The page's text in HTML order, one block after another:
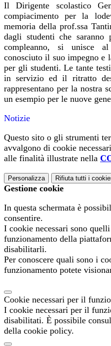
Il Dirigente scolastico
compiacimento per la
memoria della prof.ssa
dagli studenti che
compleanno, si unisce
conosciuto il suo impegno e
per gli studenti. Le tante
in servizio ed il ritratto
rappresentano per la nostra
un esempio per le nuove
Notizie
Questo sito o gli strumenti
avvalgono di cookie
alle finalità illustrate nella
Personalizza Rifiuta tutti i
Gestione cookie
In questa schermata è
consentire.
I cookie necessari sono
funzionamento della
disabilitarli.
Per conoscere quali sono i
funzionamento potete
Cookie necessari per il
I cookie necessari per il
disabilitati. È possibile
della cookie policy.